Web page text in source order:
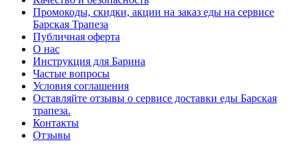
Промокоды, скидки, акции на заказ еды на сервисе
Барская Трапеза
Публичная оферта
О нас
Инструкция для Барина
Частые вопросы
Условия соглашения
Оставляйте отзывы о сервисе доставки еды Барская
трапеза.
Контакты
Отзывы